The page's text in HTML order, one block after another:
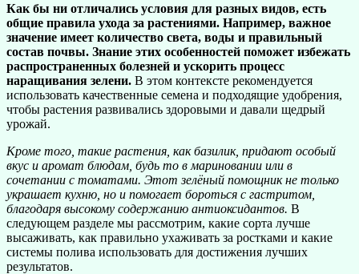
Как бы ни отличались условия для разных видов, есть
общие правила ухода за растениями. Например, важное
значение имеет количество света, воды и правильный
состав почвы. Знание этих особенностей поможет избежать
распространенных болезней и ускорить процесс
наращивания зелени. В этом контексте рекомендуется
использовать качественные семена и подходящие удобрения,
чтобы растения развивались здоровыми и давали щедрый
урожай.
Кроме того, такие растения, как базилик, придают особый
вкус и аромат блюдам, будь то в мариновании или в
сочетании с томатами. Этот зелёный помощник не только
украшает кухню, но и помогает бороться с гастритом,
благодаря высокому содержанию антиоксидантов. В
следующем разделе мы рассмотрим, какие сорта лучше
высаживать, как правильно ухаживать за ростками и какие
системы полива использовать для достижения лучших
результатов.